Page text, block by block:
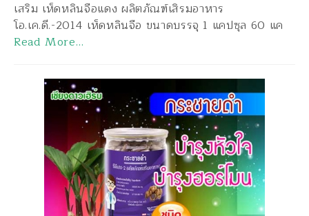
เสริม เห็ดหลินจือแดง ผลิตภัณฑ์เสิรมอาหาร
โอ.เค.ดี.-2014 เห็ดหลินจือ ขนาดบรรจุ 1 แคปซุล 60 แค
Read More…